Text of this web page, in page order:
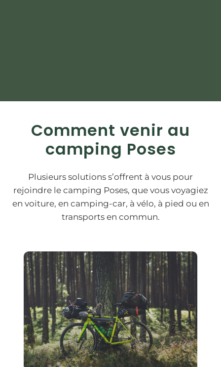
Comment venir au
camping Poses
Plusieurs solutions s’offrent à vous pour
rejoindre le camping Poses, que vous voyagiez
en voiture, en camping-car, à vélo, à pied ou en
transports en commun.